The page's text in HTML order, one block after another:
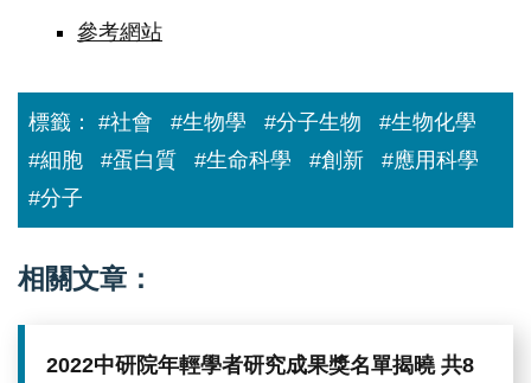
參考網站
標籤： #社會 #生物學 #分子生物
#生物化學
#細胞
#蛋白質 #生命科學 #創新
#應用科學
#分子
相關文章：
2022中研院年輕學者研究成果獎名單揭曉 共8